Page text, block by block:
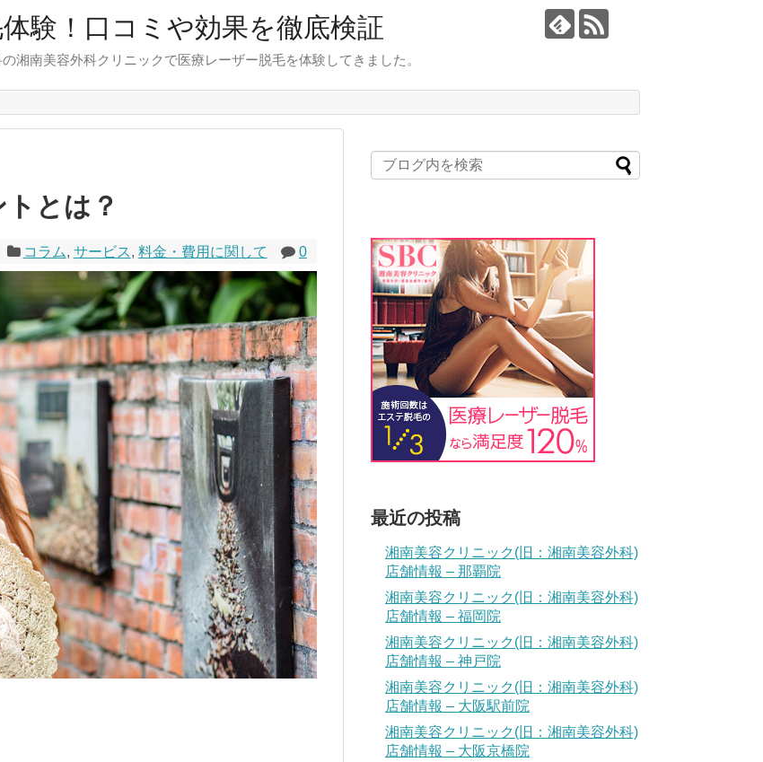
験！口コミや効果を徹底検証
湘南美容外科クリニックで医療レーザー脱毛を体験してきました。
とは？
コラム, サービス, 料金・費用に関して 0
最近の投稿
湘南美容クリニック(旧：湘南美容外科)
店舗情報 – 那覇院
湘南美容クリニック(旧：湘南美容外科)
店舗情報 – 福岡院
湘南美容クリニック(旧：湘南美容外科)
店舗情報 – 神戸院
湘南美容クリニック(旧：湘南美容外科)
店舗情報 – 大阪駅前院
湘南美容クリニック(旧：湘南美容外科)
店舗情報 – 大阪京橋院